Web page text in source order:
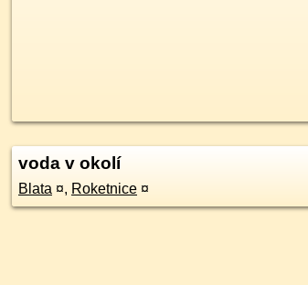
voda v okolí
Blata ¤, Roketnice ¤